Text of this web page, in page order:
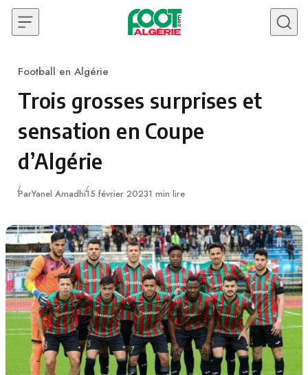
Skip to content
Category
Football en Algérie
Trois grosses surprises et
sensation en Coupe
d’Algérie
ParYanel AmadhiPublié
15 février 20231 min lire